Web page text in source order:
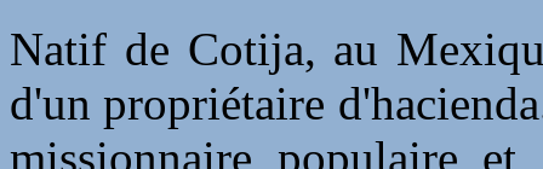
Natif de Cotija, au
d'un propriétaire
missionnaire populaire